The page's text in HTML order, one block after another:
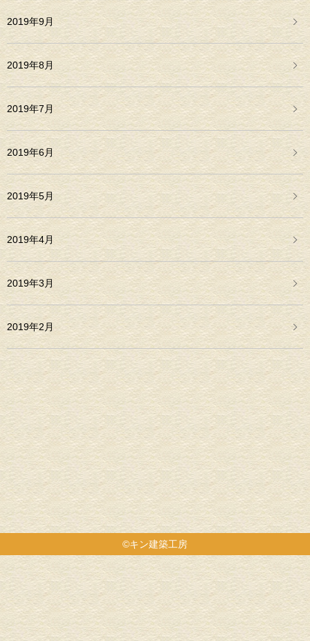
2019年9月
2019年8月
2019年7月
2019年6月
2019年5月
2019年4月
2019年3月
2019年2月
©キン建築工房